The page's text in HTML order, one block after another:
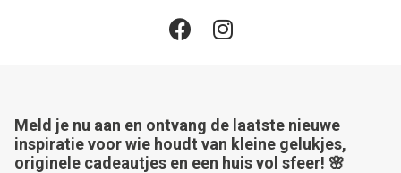
Meld je nu aan en ontvang de laatste nieuwe
inspiratie voor wie houdt van kleine gelukjes,
originele cadeautjes en een huis vol sfeer! 🌸